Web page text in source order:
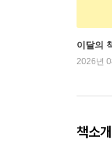
이달의
2026년
책소개